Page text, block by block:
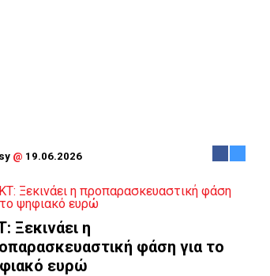
@ 19.06.2026
Ξεκινάει η
φάση για το
ευρώ